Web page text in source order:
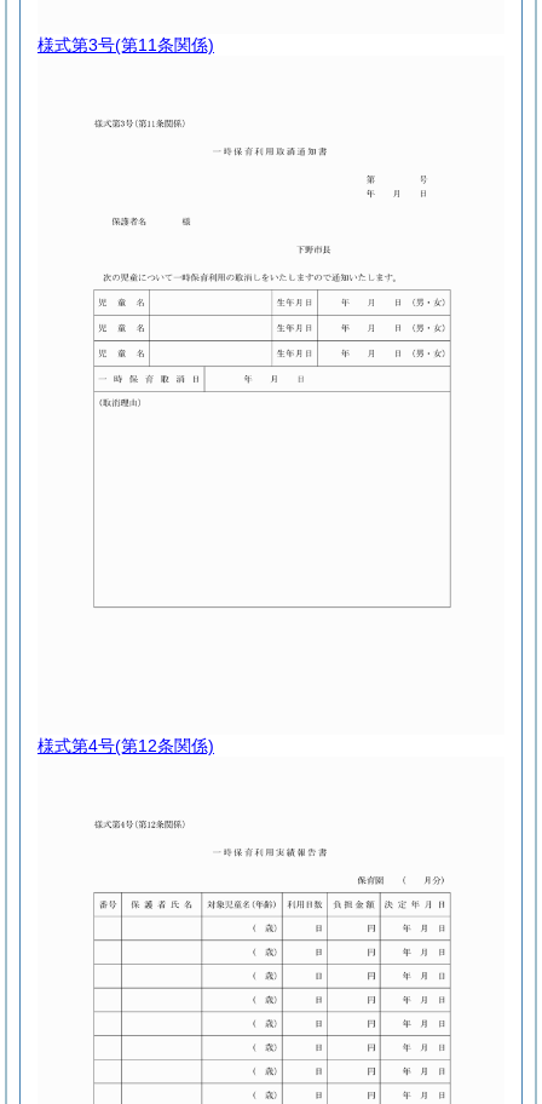
様式第3号(第11条関係)
様式第4号(第12条関係)